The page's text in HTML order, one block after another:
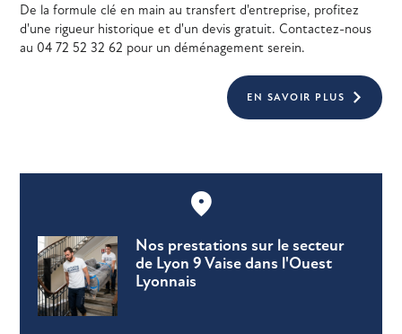
De la formule clé en main au transfert d'entreprise, profitez
d'une rigueur historique et d'un devis gratuit. Contactez-nous
au 04 72 52 32 62 pour un déménagement serein.
EN SAVOIR PLUS
Nos prestations sur le secteur
de Lyon 9 Vaise dans l'Ouest
Lyonnais